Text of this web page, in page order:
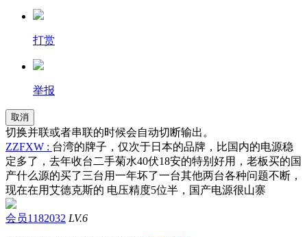
打赏
举报
取消
切换并联或者串联的时候会自动切断输出。
ZZFXW : 台湾的牌子，仅次于日本的品牌，比国内的电源稳
定多了，去年收台二手菊水40伏18安的特别好用，老板买的国
产什么源的买了三台用一年坏了一台其他两台各种问题不断，
现在在用艾德克斯的 电压精度5位半，国产电源很山寨
会员1182032 LV.6